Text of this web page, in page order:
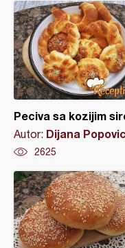
Peciva sa kozijim
Autor: Dijana Popovic
2625